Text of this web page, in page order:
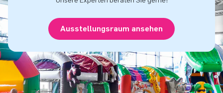
Ausstellungsraum ansehen